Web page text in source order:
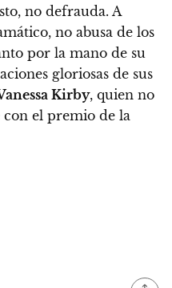
no defrauda. A
no abusa de los
por la mano de su
gloriosas de sus
Kirby, quien no
con el premio de la